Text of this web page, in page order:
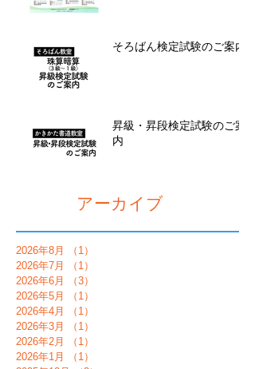
そろばん検定試験のご案内
昇級・昇段検定試験のご案
内
アーカイブ
2026年8月 （1）
2026年7月
（1）
2026年6月
（3）
2026年5月
（1）
2026年4月
（1）
2026年3月
（1）
2026年2月
（1）
2026年1月
（1）